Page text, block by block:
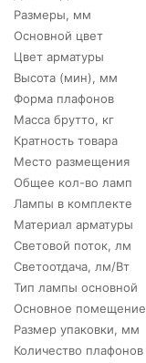
Размеры, мм
Основной цвет
Цвет арматуры
Высота (мин), мм
Форма плафонов
Масса брутто, кг
Кратность товара
Место размещения
Общее кол-во ламп
Лампы в комплекте
Материал арматуры
Световой поток, лм
Светоотдача, лм/Вт
Тип лампы основной
Основное помещение
Размер упаковки, мм
Количество плафонов